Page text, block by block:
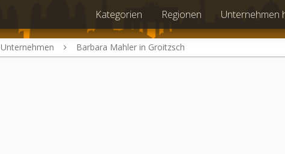
Kategorien Regionen Unternehmen
Unternehmen Barbara Mahler in Groitzsch